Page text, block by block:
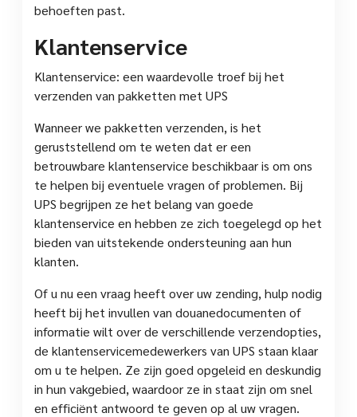
behoeften past.
Klantenservice
Klantenservice: een waardevolle troef bij het
verzenden van pakketten met UPS
Wanneer we pakketten verzenden, is het
geruststellend om te weten dat er een
betrouwbare klantenservice beschikbaar is om ons
te helpen bij eventuele vragen of problemen. Bij
UPS begrijpen ze het belang van goede
klantenservice en hebben ze zich toegelegd op het
bieden van uitstekende ondersteuning aan hun
klanten.
Of u nu een vraag heeft over uw zending, hulp nodig
heeft bij het invullen van douanedocumenten of
informatie wilt over de verschillende verzendopties,
de klantenservicemedewerkers van UPS staan klaar
om u te helpen. Ze zijn goed opgeleid en deskundig
in hun vakgebied, waardoor ze in staat zijn om snel
en efficiënt antwoord te geven op al uw vragen.